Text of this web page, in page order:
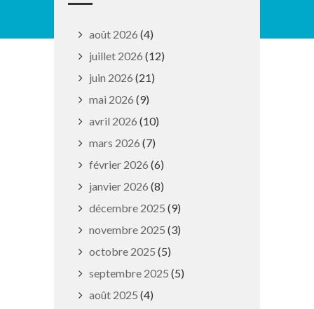
août 2026 (4)
juillet 2026 (12)
juin 2026 (21)
mai 2026 (9)
avril 2026 (10)
mars 2026 (7)
février 2026 (6)
janvier 2026 (8)
décembre 2025 (9)
novembre 2025 (3)
octobre 2025 (5)
septembre 2025 (5)
août 2025 (4)